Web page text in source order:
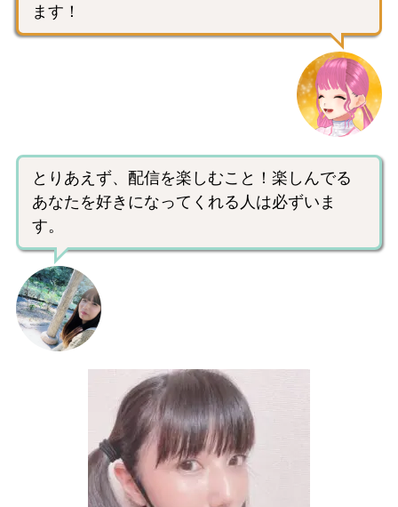
ます！
とりあえず、配信を楽しむこと！楽しんでる
あなたを好きになってくれる人は必ずいま
す。